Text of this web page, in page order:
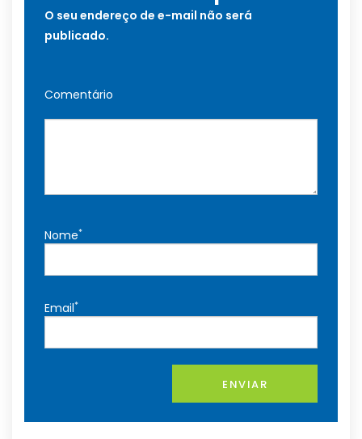
O seu endereço de e-mail não será
publicado.
Comentário
Nome*
Email*
ENVIAR